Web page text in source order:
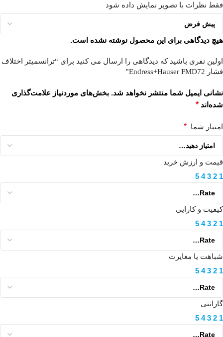
فقط نظرات با تصویر نمایش داده شود
هیچ دیدگاهی برای این محصول نوشته نشده است.
اولین نفری باشید که دیدگاهی را ارسال می کنید برای “ترانسمیتر اختلاف
فشار Endress+Hauser FMD72”
نشانی ایمیل شما منتشر نخواهد شد. بخش‌های موردنیاز علامت‌گذاری
شده‌اند *
امتیاز شما *
قیمت و ارزش خرید
1
2
3
4
5
کیفیت و کارایی
1
2
3
4
5
شباهت یا مغایرت
1
2
3
4
5
گارانتی
1
2
3
4
5